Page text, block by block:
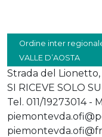
Ordine inter
VALLE D’AOSTA
Strada del Lionetto,
SI RICEVE SOLO
Tel. 011/19273014 -